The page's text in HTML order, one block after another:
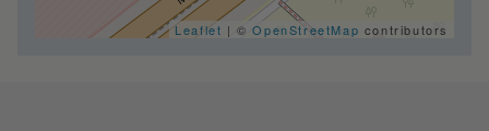
Leaflet | ©OpenStreetMap contributors